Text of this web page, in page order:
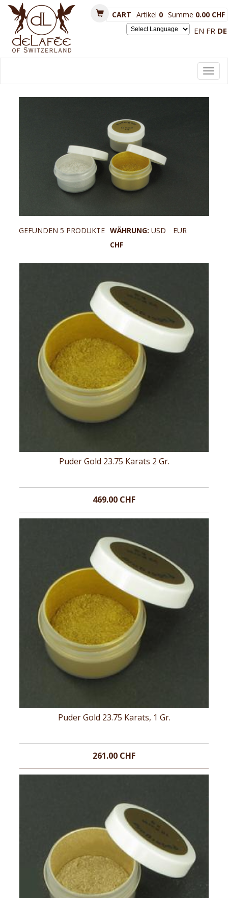
EN FR DE
CART Artikel 0 Summe 0.00 CHF
GEFUNDEN 5 PRODUKTE WÄHRUNG:USD
EUR
CHF
Puder Gold 23.75 Karats 2 Gr.
469.00 CHF
Puder Gold 23.75 Karats, 1 Gr.
261.00 CHF